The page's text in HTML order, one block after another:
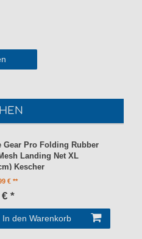
Gear Pro Folding Rubber
Landing Net XL
Kescher
€
€ *
In den Warenkorb